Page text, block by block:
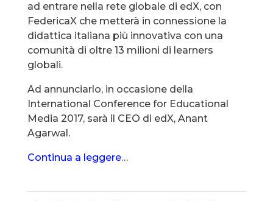
ad entrare nella rete globale di edX, con
FedericaX che metterà in connessione la
didattica italiana più innovativa con una
comunità di oltre 13 milioni di learners
globali.
Ad annunciarlo, in occasione della
International Conference for Educational
Media 2017, sarà il CEO di edX, Anant
Agarwal.
Continua a leggere…